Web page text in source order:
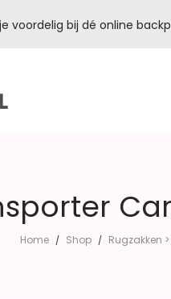
voordelig bij dé online
Home / Shop / Rugzakken